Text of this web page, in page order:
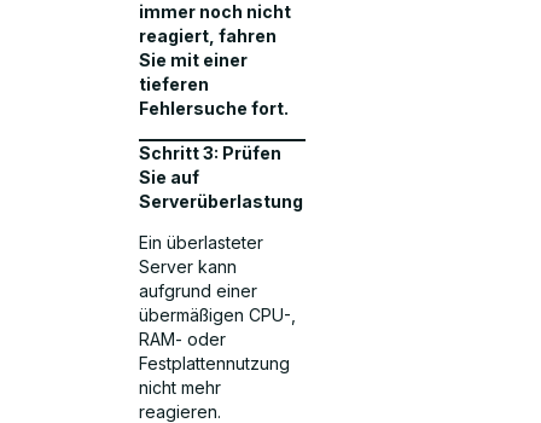
immer noch nicht
reagiert, fahren
Sie mit einer
tieferen
Fehlersuche fort.
Schritt 3: Prüfen
Sie auf
Serverüberlastung
Ein überlasteter
Server kann
aufgrund einer
übermäßigen CPU-,
RAM- oder
Festplattennutzung
nicht mehr
reagieren.